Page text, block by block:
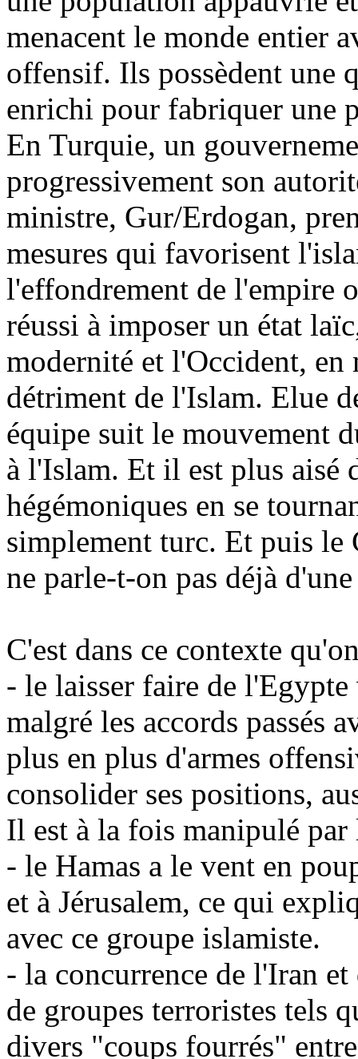
menacent le monde entier
offensif. Ils possèdent une
enrichi pour fabriquer une
En Turquie, un
progressivement son
ministre, Gur/Erdogan,
mesures qui favorisent
l'effondrement de l'empire
réussi à imposer un état
modernité et l'Occident,
détriment de l'Islam. Elue
équipe suit le mouvement
à l'Islam. Et il est plus aisé
hégémoniques en se
simplement turc. Et puis
ne parle-t-on pas déjà
C'est dans ce contexte
- le laisser faire de
malgré les accords passés
plus en plus d'armes
consolider ses positions,
Il est à la fois manipulé
- le Hamas a le vent en
et à Jérusalem, ce qui
avec ce groupe islamiste.
- la concurrence de l'Iran
de groupes terroristes tels
divers "coups fourrés"